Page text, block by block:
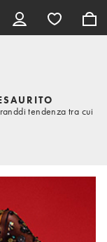
tendenza tra cui